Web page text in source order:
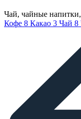
Чай, чайные
Кофе 8 Какао 3 Чай 8